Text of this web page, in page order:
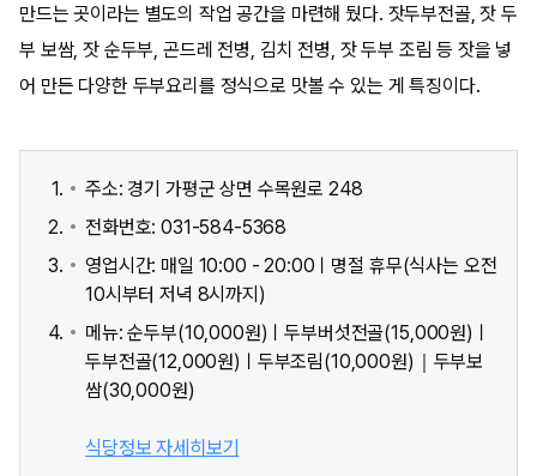
만드는 곳이라는 별도의 작업 공간을 마련해 뒀다. 잣두부전골, 잣 두
부 보쌈, 잣 순두부, 곤드레 전병, 김치 전병, 잣 두부 조림 등 잣을 넣
어 만든 다양한 두부요리를 정식으로 맛볼 수 있는 게 특징이다.
주소: 경기 가평군 상면 수목원로 248
전화번호: 031-584-5368
영업시간: 매일 10:00 - 20:00ㅣ명절 휴무(식사는 오전
10시부터 저녁 8시까지)
메뉴: 순두부(10,000원)ㅣ두부버섯전골(15,000원)ㅣ
두부전골(12,000원)ㅣ두부조림(10,000원)｜두부보
쌈(30,000원)
식당정보 자세히보기